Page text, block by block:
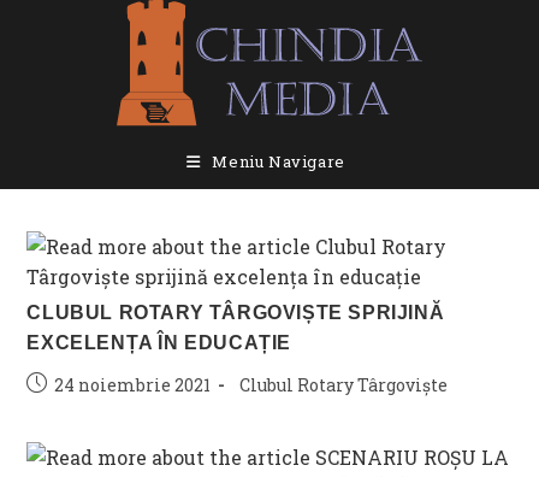
Meniu Navigare
CLUBUL ROTARY TÂRGOVIȘTE SPRIJINĂ
EXCELENȚA ÎN EDUCAȚIE
Post24 noiembrie 2021
Post
Clubul Rotary Târgoviște